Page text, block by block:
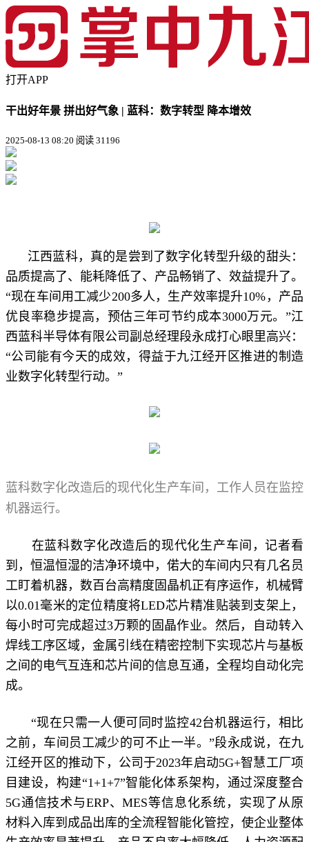
打开APP
干出好年景 拼出好气象 | 蓝科：数字转型 降本增效
2025-08-13 08:20 阅读 31196
江西蓝科，真的是尝到了数字化转型升级的甜头：
品质提高了、能耗降低了、产品畅销了、效益提升了。
“现在车间用工减少200多人，生产效率提升10%，产品
优良率稳步提高，预估三年可节约成本3000万元。”江
西蓝科半导体有限公司副总经理段永成打心眼里高兴：
“公司能有今天的成效，得益于九江经开区推进的制造
业数字化转型行动。”
蓝科数字化改造后的现代化生产车间，工作人员在监控
机器运行。
在蓝科数字化改造后的现代化生产车间，记者看
到，恒温恒湿的洁净环境中，偌大的车间内只有几名员
工盯着机器，数百台高精度固晶机正有序运作，机械臂
以0.01毫米的定位精度将LED芯片精准贴装到支架上，
每小时可完成超过3万颗的固晶作业。然后，自动转入
焊线工序区域，金属引线在精密控制下实现芯片与基板
之间的电气互连和芯片间的信息互通，全程均自动化完
成。
“现在只需一人便可同时监控42台机器运行，相比
之前，车间员工减少的可不止一半。”段永成说，在九
江经开区的推动下，公司于2023年启动5G+智慧工厂项
目建设，构建“1+1+7”智能化体系架构，通过深度整合
5G通信技术与ERP、MES等信息化系统，实现了从原
材料入库到成品出库的全流程智能化管控，使企业整体